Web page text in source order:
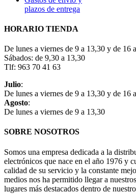
plazos de entrega
HORARIO TIENDA
De lunes a viernes de 9 a 13,30 y de 16
Sábados: de 9,30 a 13,30
Tlf: 963 70 41 63
Julio:
De lunes a viernes de 9 a 13,30 y de 16
Agosto:
De lunes a viernes de 9 a 13,30
SOBRE NOSOTROS
Somos una empresa dedicada a la
electrónicos que nace en el año 1976 y
calidad de su servicio y la constante
medios nos ha permitido llegar a
lugares más destacados dentro de